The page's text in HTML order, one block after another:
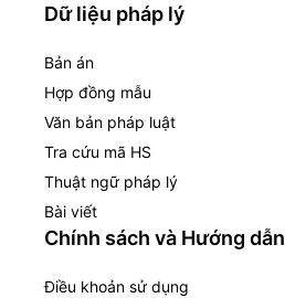
Dữ liệu pháp lý
Bản án
Hợp đồng mẫu
Văn bản pháp luật
Tra cứu mã HS
Thuật ngữ pháp lý
Bài viết
Chính sách và Hướng dẫn
Điều khoản sử dụng